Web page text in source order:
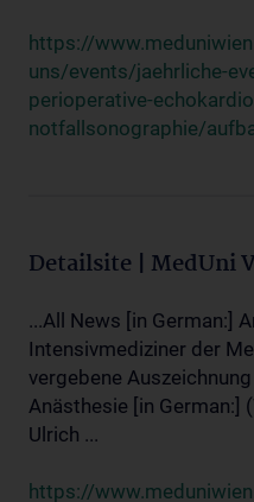
https://
uns/events/jaehrliche-
perioperative-
notfallsonographie/
Detailsite | MedUni
...All News [in German:]
Intensivmediziner der
vergebene
Anästhesie [in German:]
Ulrich ...
https://